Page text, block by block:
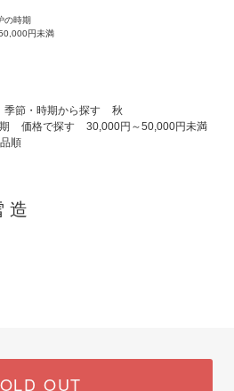
の時期
円未満
季節・時期から探す
秋
価格で探す
30,000円～50,000円未満
順
造
OUT